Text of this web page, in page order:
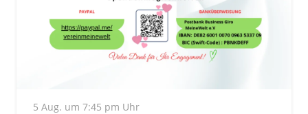
5 Aug. um 7:45 pm Uhr